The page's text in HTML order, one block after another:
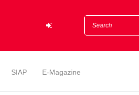
SIAP E-Magazine